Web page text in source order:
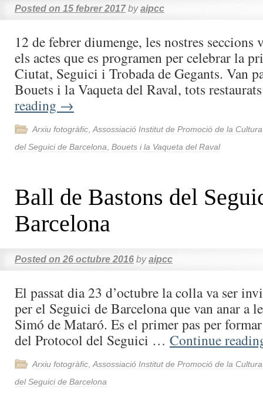
Posted on 15 febrer 2017 by aipcc
12 de febrer diumenge, les nostres seccions
els actes que es programen per celebrar la
Ciutat, Seguici i Trobada de Gegants. Van
Bouets i la Vaqueta del Raval, tots
reading →
Arxiu fotogràfic Assossiació Institut de Promoció de la
del Seguici de Barcelona Bouets i la Vaqueta del Raval
Ball de Bastons del
Barcelona
Posted on 26 octubre 2016 by aipcc
El passat dia 23 d’octubre la colla va ser
per el Seguici de Barcelona que van anar a
Simó de Mataró. Es el primer pas per
del Protocol del Seguici … Continue
Arxiu fotogràfic Assossiació Institut de Promoció de la
del Seguici de Barcelona